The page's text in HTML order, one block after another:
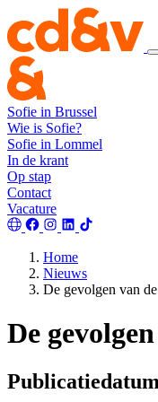
Sofie in Brussel
Wie is Sofie?
Sofie in Lommel
In de krant
Op stap
Contact
Vacature
Home
Nieuws
De gevolgen van
De
Publicatiedatum